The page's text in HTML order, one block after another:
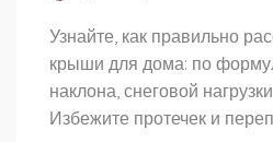
Узнайте, как правильно
крыши для дома: по
наклона, снеговой
Избежите протечек и